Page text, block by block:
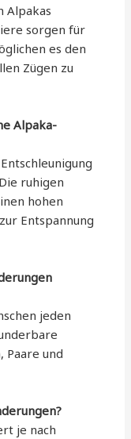
Alpakas
sorgen für
es den
Zügen zu
Alpaka-
ruhigen
hohen
Entspannung
jeden
Paare und
je nach